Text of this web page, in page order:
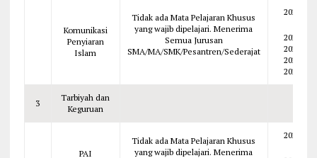
Komunikasi
Penyiaran
Islam
Tidak ada Mata Pelajaran Khusus
yang wajib dipelajari. Menerima
Semua Jurusan
SMA/MA/SMK/Pesantren/Sederajat
2026
2025
2024
2023
2022
3
Tarbiyah dan
Keguruan
PAI
Tidak ada Mata Pelajaran Khusus
yang wajib dipelajari. Menerima
2026